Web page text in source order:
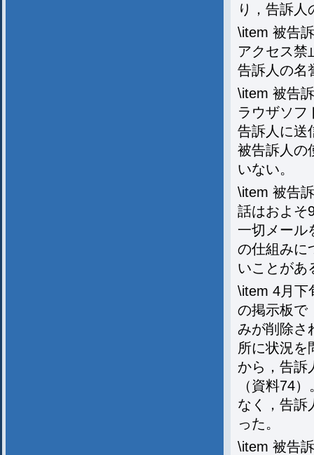
り，告訴人
\item 被告
アクセス禁
告訴人の名
\item 被告
ラウザソフ
告訴人に送
被告訴人の
いない。
\item 被告
話はおよそ
一切メール
の仕組みに
いことがあ
\item 4月下
の掲示板で
みが削除さ
所に状況を
から，告訴
（資料74
なく，告訴
った。
\item 被告